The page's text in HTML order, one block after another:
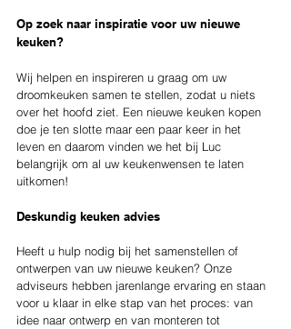
Op zoek naar inspiratie voor uw nieuwe
keuken?
Wij helpen en inspireren u graag om uw
droomkeuken samen te stellen, zodat u niets
over het hoofd ziet. Een nieuwe keuken kopen
doe je ten slotte maar een paar keer in het
leven en daarom vinden we het bij Luc
belangrijk om al uw keukenwensen te laten
uitkomen!
Deskundig keuken advies
Heeft u hulp nodig bij het samenstellen of
ontwerpen van uw nieuwe keuken? Onze
adviseurs hebben jarenlange ervaring en staan
voor u klaar in elke stap van het proces: van
idee naar ontwerp en van monteren tot